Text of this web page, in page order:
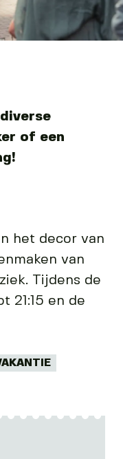
of een
het decor van
van
Tijdens de
21:15 en de